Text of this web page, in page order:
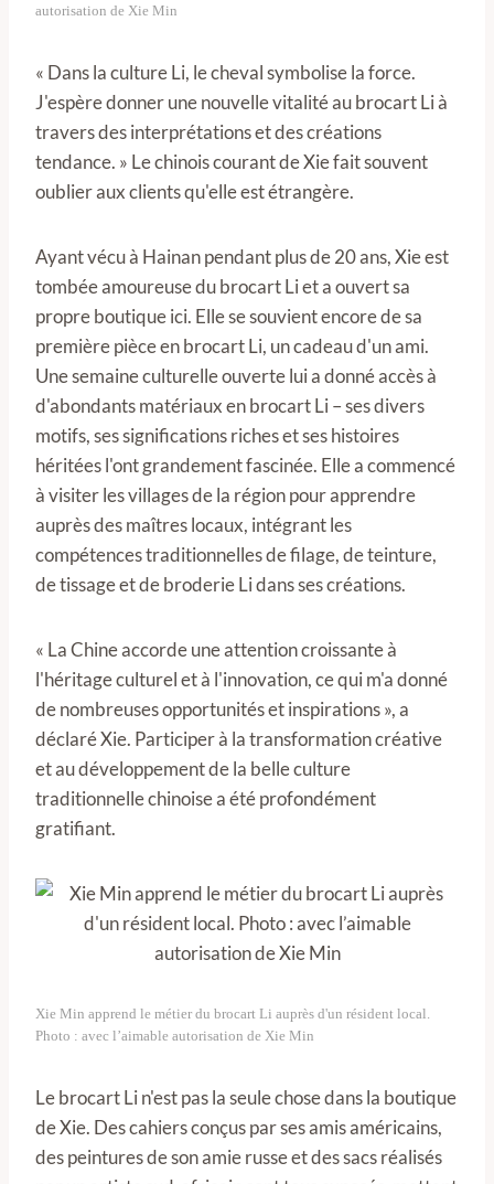
autorisation de Xie Min
« Dans la culture Li, le cheval symbolise la force.
J'espère donner une nouvelle vitalité au brocart Li à
travers des interprétations et des créations
tendance. » Le chinois courant de Xie fait souvent
oublier aux clients qu'elle est étrangère.
Ayant vécu à Hainan pendant plus de 20 ans, Xie est
tombée amoureuse du brocart Li et a ouvert sa
propre boutique ici. Elle se souvient encore de sa
première pièce en brocart Li, un cadeau d'un ami.
Une semaine culturelle ouverte lui a donné accès à
d'abondants matériaux en brocart Li – ses divers
motifs, ses significations riches et ses histoires
héritées l'ont grandement fascinée. Elle a commencé
à visiter les villages de la région pour apprendre
auprès des maîtres locaux, intégrant les
compétences traditionnelles de filage, de teinture,
de tissage et de broderie Li dans ses créations.
« La Chine accorde une attention croissante à
l'héritage culturel et à l'innovation, ce qui m'a donné
de nombreuses opportunités et inspirations », a
déclaré Xie. Participer à la transformation créative
et au développement de la belle culture
traditionnelle chinoise a été profondément
gratifiant.
Xie Min apprend le métier du brocart Li auprès d'un résident local.
Photo : avec l’aimable autorisation de Xie Min
Le brocart Li n'est pas la seule chose dans la boutique
de Xie. Des cahiers conçus par ses amis américains,
des peintures de son amie russe et des sacs réalisés